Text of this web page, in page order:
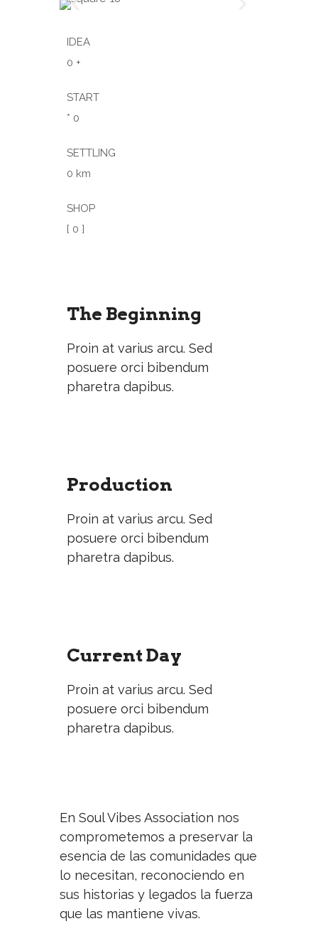
IDEA
0 +
START
* 0
SETTLING
0 km
SHOP
[ 0 ]
The Beginning
Proin at varius arcu. Sed
posuere orci bibendum
pharetra dapibus.
Production
Proin at varius arcu. Sed
posuere orci bibendum
pharetra dapibus.
Current Day
Proin at varius arcu. Sed
posuere orci bibendum
pharetra dapibus.
En Soul Vibes Association nos
comprometemos a preservar la
esencia de las comunidades que
lo necesitan, reconociendo en
sus historias y legados la fuerza
que las mantiene vivas.